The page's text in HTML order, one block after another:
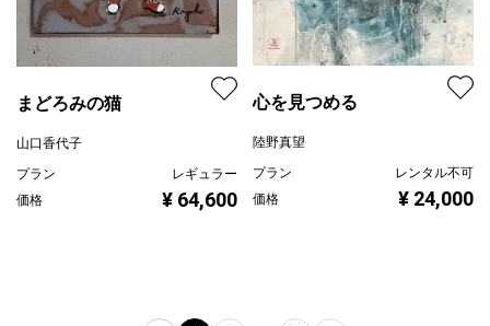
まどろみの猫
山口香代子
プラン
レギュラー
価格
¥ 64,600
心を見つめる
陸野真望
プラン
レンタル不可
価格
¥ 24,000